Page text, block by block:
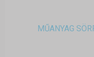
MŰANYAG